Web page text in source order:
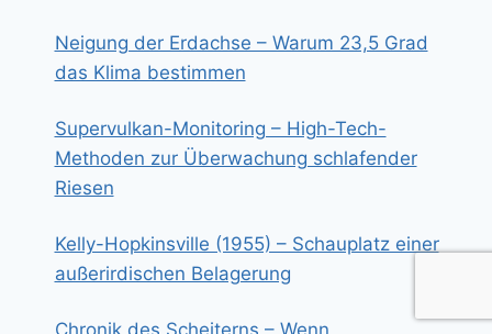
Neigung der Erdachse – Warum 23,5 Grad
das Klima bestimmen
Supervulkan-Monitoring – High-Tech-
Methoden zur Überwachung schlafender
Riesen
Kelly-Hopkinsville (1955) – Schauplatz einer
außerirdischen Belagerung